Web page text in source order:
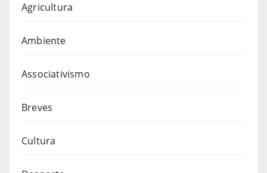
Agricultura
Ambiente
Associativismo
Breves
Cultura